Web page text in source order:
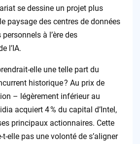
se dessine un projet plus
paysage des centres de données
à l’ère des
l’IA.
elle une telle part du
historique ? Au prix de
– légèrement inférieur au
acquiert 4 % du capital d’Intel,
principaux actionnaires. Cette
elle pas une volonté de s’aligner